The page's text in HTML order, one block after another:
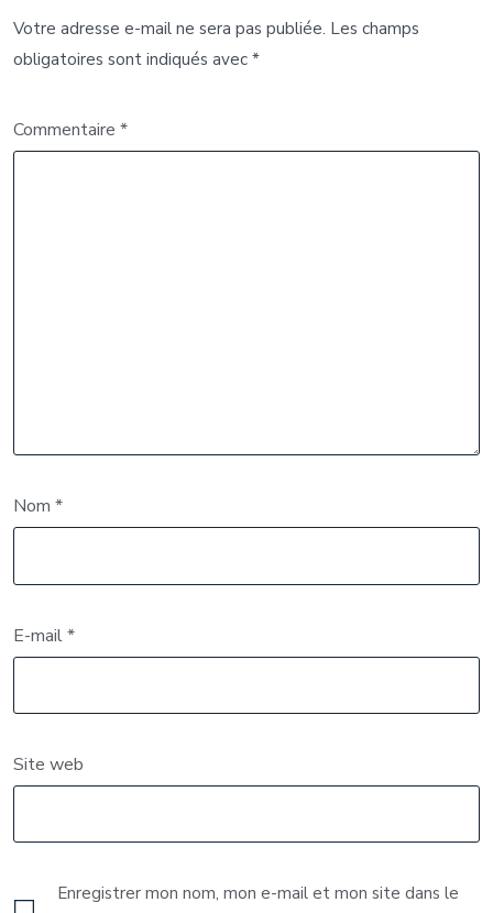
Votre adresse e-mail ne sera pas publiée. Les champs
obligatoires sont indiqués avec*
Commentaire*
Nom*
E-mail*
Site web
Enregistrer mon nom, mon e-mail et mon site dans le